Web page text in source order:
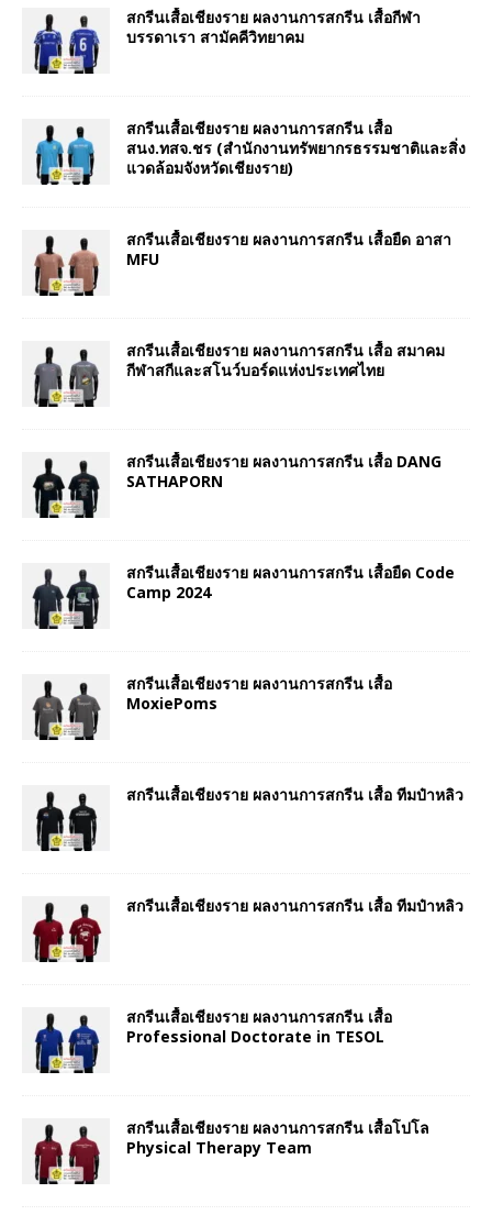
สกรีนเสื้อเชียงราย ผลงานการสกรีน เสื้อกีฬา
บรรดาเรา สามัคคีวิทยาคม
สกรีนเสื้อเชียงราย ผลงานการสกรีน เสื้อ
สนง.ทสจ.ชร (สำนักงานทรัพยากรธรรมชาติและสิ่ง
แวดล้อมจังหวัดเชียงราย)
สกรีนเสื้อเชียงราย ผลงานการสกรีน เสื้อยืด อาสา
MFU
สกรีนเสื้อเชียงราย ผลงานการสกรีน เสื้อ สมาคม
กีฬาสกีและสโนว์บอร์ดแห่งประเทศไทย
สกรีนเสื้อเชียงราย ผลงานการสกรีน เสื้อ DANG
SATHAPORN
สกรีนเสื้อเชียงราย ผลงานการสกรีน เสื้อยืด Code
Camp 2024
สกรีนเสื้อเชียงราย ผลงานการสกรีน เสื้อ
MoxiePoms
สกรีนเสื้อเชียงราย ผลงานการสกรีน เสื้อ ทีมป๋าหลิว
สกรีนเสื้อเชียงราย ผลงานการสกรีน เสื้อ ทีมป๋าหลิว
สกรีนเสื้อเชียงราย ผลงานการสกรีน เสื้อ
Professional Doctorate in TESOL
สกรีนเสื้อเชียงราย ผลงานการสกรีน เสื้อโปโล
Physical Therapy Team